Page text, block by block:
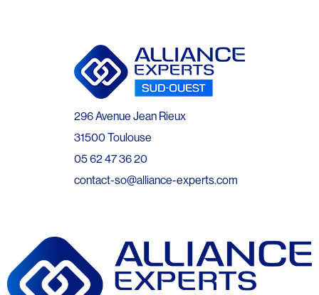
296 Avenue Jean Rieux
31500 Toulouse
05 62 47 36 20
contact-so@alliance-experts.com